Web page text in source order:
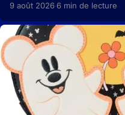
9 août 2026·6 min de lecture